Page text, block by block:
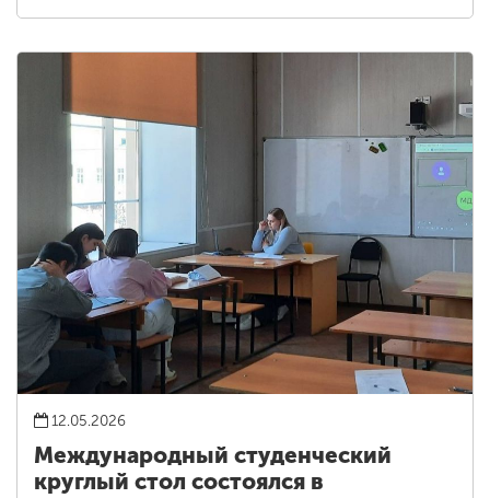
12.05.2026
Международный студенческий
круглый стол состоялся в